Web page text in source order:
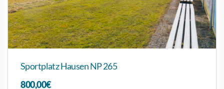
Sportplatz Hausen NP 265
800,00€